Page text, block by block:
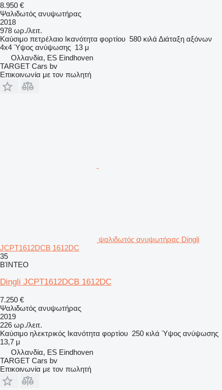
8.950 €
Ψαλιδωτός ανυψωτήρας
2018
978 ωρ./λειτ.
Καύσιμο πετρέλαιο Ικανότητα φορτίου 580 κιλά Διάταξη αξόνων
4x4 Ύψος ανύψωσης 13 μ
Ολλανδία, ES Eindhoven
TARGET Cars bv
Επικοινωνία με τον πωλητή
ψαλιδωτός ανυψωτήρας Dingli
JCPT1612DCB 1612DC
35
ΒΊΝΤΕΟ
Dingli JCPT1612DCB 1612DC
7.250 €
Ψαλιδωτός ανυψωτήρας
2019
226 ωρ./λειτ.
Καύσιμο ηλεκτρικός Ικανότητα φορτίου 250 κιλά Ύψος ανύψωσης
13,7 μ
Ολλανδία, ES Eindhoven
TARGET Cars bv
Επικοινωνία με τον πωλητή